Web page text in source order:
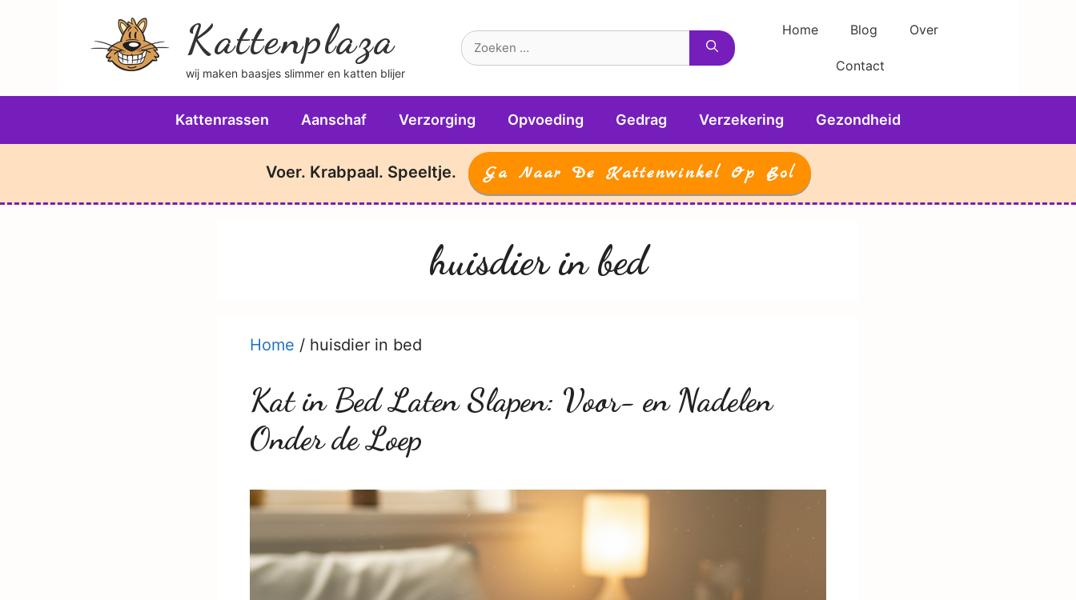
Kattenplaza
wij maken baasjes slimmer en katten blijer
Home Blog Over
Contact
Kattenrassen Aanschaf Verzorging Opvoeding Gedrag Verzekering Gezondheid
Voer. Krabpaal. Speeltje. Ga Naar De Kattenwinkel Op Bol
huisdier in bed
Home / huisdier in bed
Kat in Bed Laten Slapen: Voor- en Nadelen
Onder de Loep